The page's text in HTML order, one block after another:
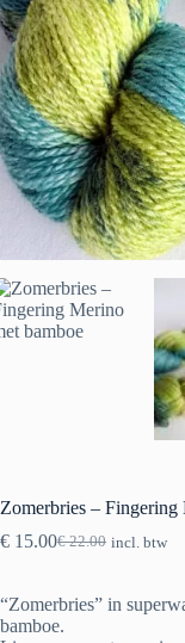
Zomerbries – Fingering
€22.00
Oorspronkelijke
was:
€ 22.00.
€ 15.00Huidige
is:
€ 15.00.
incl. btw
“Zomerbries” in
bamboe.